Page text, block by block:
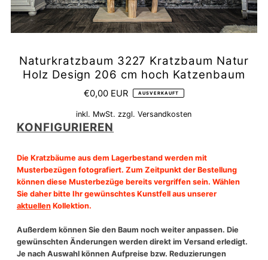
Naturkratzbaum 3227 Kratzbaum Natur
Holz Design 206 cm hoch Katzenbaum
€0,00 EUR AUSVERKAUFT
inkl. MwSt. zzgl.Versandkosten
KONFIGURIEREN
Die Kratzbäume aus dem Lagerbestand werden mit
Musterbezügen fotografiert. Zum Zeitpunkt der Bestellung
können diese Musterbezüge bereits vergriffen sein. Wählen
Sie daher bitte Ihr gewünschtes Kunstfell aus unserer
aktuellenKollektion.
Außerdem können Sie den Baum noch weiter anpassen. Die
gewünschten Änderungen werden direkt im Versand erledigt.
Je nach Auswahl können Aufpreise bzw. Reduzierungen